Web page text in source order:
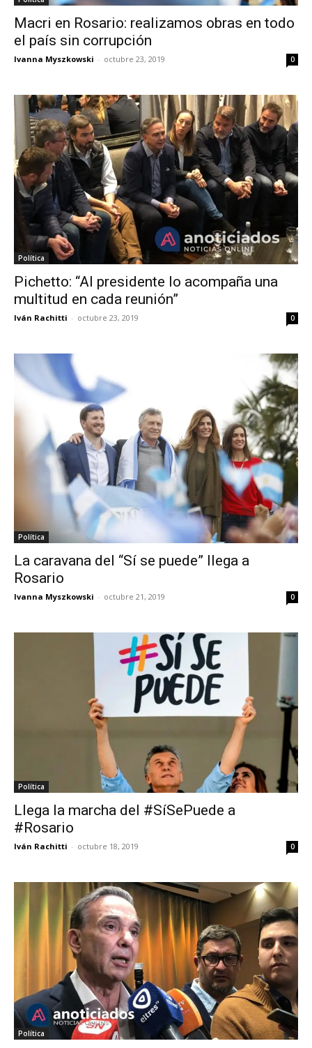
Macri en Rosario: realizamos obras en todo
el país sin corrupción
Ivanna Myszkowski - octubre 23, 2019 0
Política
Pichetto: “Al presidente lo acompaña una
multitud en cada reunión”
Iván Rachitti - octubre 23, 2019 0
Política
La caravana del “Sí se puede” llega a
Rosario
Ivanna Myszkowski - octubre 21, 2019 0
Política
Llega la marcha del #SíSePuede a
#Rosario
Iván Rachitti - octubre 18, 2019 0
Política